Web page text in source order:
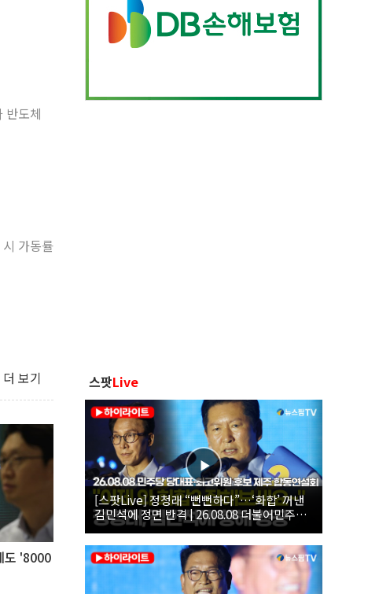
반도체
가동률
보기
도 '8000
스팟Live
[스팟Live] 정청래 “뻔뻔하다”…‘화합’ 꺼낸
김민석에 정면 반격 | 26.08.08 더불어민주당
당대표·최고위원 후보 제주 합동연설회